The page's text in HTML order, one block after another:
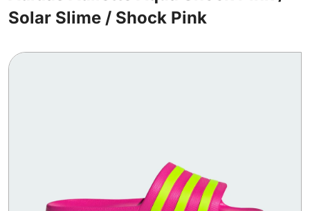
Solar Slime / Shock Pink